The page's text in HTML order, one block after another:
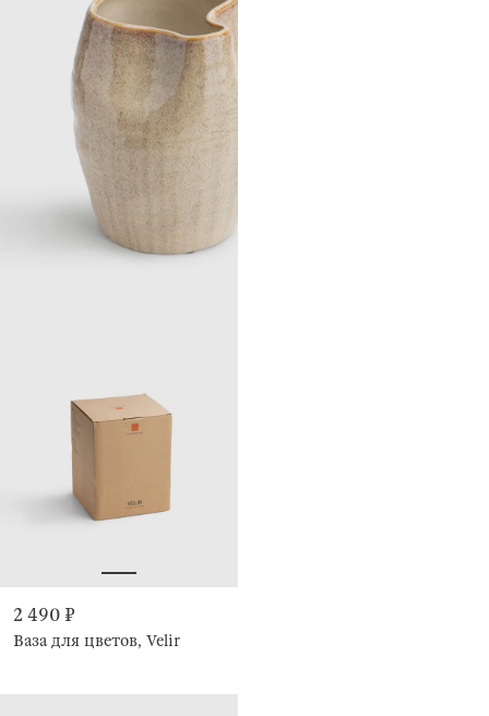
2 490 ₽
Ваза для цветов, Velir